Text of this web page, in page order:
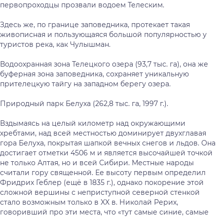
первопроходцы прозвали водоем Телеским.
Здесь же, по границе заповедника, протекает такая
живописная и пользующаяся большой популярностью у
туристов река, как Чулышман.
Водоохранная зона Телецкого озера (93,7 тыс. га), она же
буферная зона заповедника, сохраняет уникальную
прителецкую тайгу на западном берегу озера.
Природный парк Белуха (262,8 тыс. га, 1997 г.).
Вздымаясь на целый километр над окружающими
хребтами, над всей местностью доминирует двухглавая
гора Белуха, покрытая шапкой вечных снегов и льдов. Она
достигает отметки 4506 м и является высочайшей точкой
не только Алтая, но и всей Сибири. Местные народы
считали гору священной. Ее высоту первым определил
Фридрих Геблер (ещё в 1835 г.), однако покорение этой
сложной вершины с неприступной северной стенкой
стало возможным только в XX в. Николай Рерих,
говоривший про эти места, что «тут самые синие, самые